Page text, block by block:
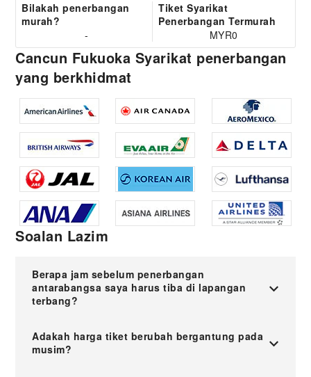
Bilakah penerbangan
murah?
-
Tiket Syarikat
Penerbangan Termurah
MYR0
Cancun Fukuoka Syarikat penerbangan
yang berkhidmat
Soalan Lazim
Berapa jam sebelum penerbangan
antarabangsa saya harus tiba di lapangan
terbang?
Adakah harga tiket berubah bergantung pada
musim?